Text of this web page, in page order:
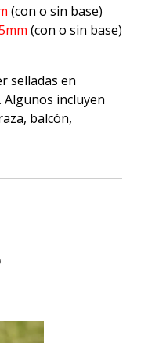
(con o sin base)
(con o sin base)
selladas en
incluyen
balcón,